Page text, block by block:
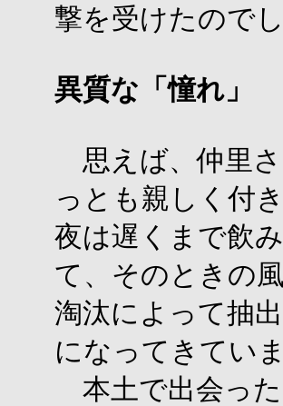
撃を受けたのでし
異質な「憧れ」
思えば、仲里
っとも親しく付
夜は遅くまで飲
て、そのときの
淘汰によって抽
になってきていま
本土で出会っ